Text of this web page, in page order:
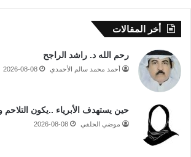
أخر المقالات
رحم الله د. راشد الراجح
أحمد محمد سالم الأحمدي 2026-08-08
حين يستهدف الأبرياء ..يكون التلاحم
موضي الحلفي 2026-08-08